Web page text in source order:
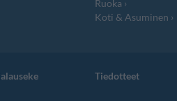
Ruoka
Koti & Asuminen
Tiedotteet